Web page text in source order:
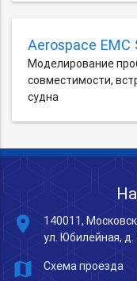
Aerospace EMC
Моделирование
совместимости,
судна
place
140011,
ул. Юбилейная,
map Схема проезда